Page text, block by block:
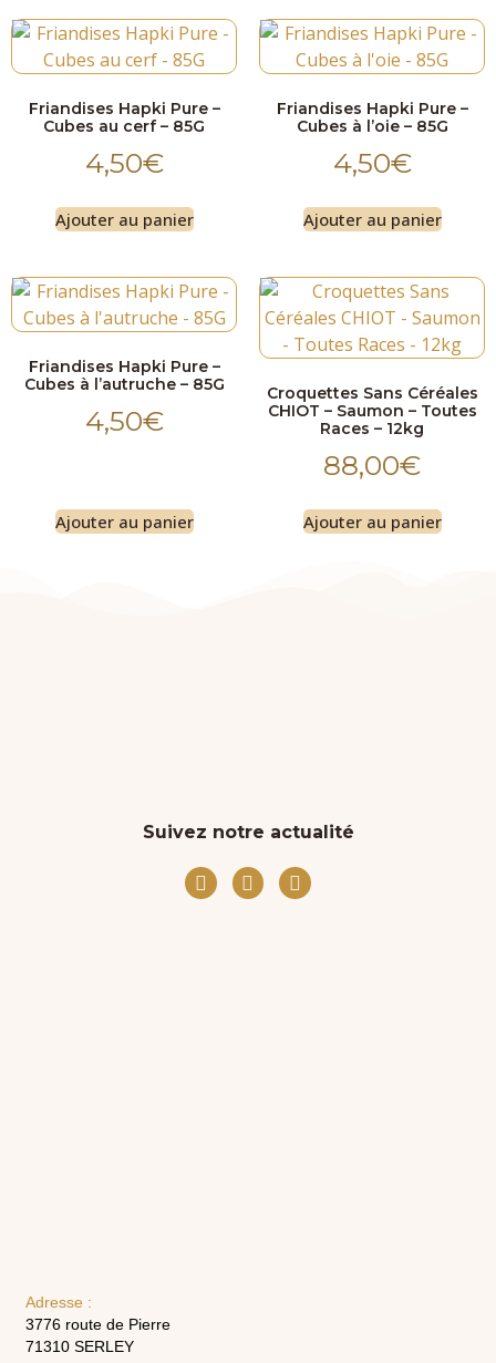
Friandises Hapki Pure –
Cubes au cerf – 85G
4,50€
Ajouter au panier
Friandises Hapki Pure –
Cubes à l’oie – 85G
4,50€
Ajouter au panier
Friandises Hapki Pure –
Cubes à l’autruche – 85G
4,50€
Ajouter au panier
Croquettes Sans Céréales
CHIOT – Saumon – Toutes
Races – 12kg
88,00€
Ajouter au panier
Adresse :
3776 route de Pierre
71310 SERLEY
Suivez notre actualité